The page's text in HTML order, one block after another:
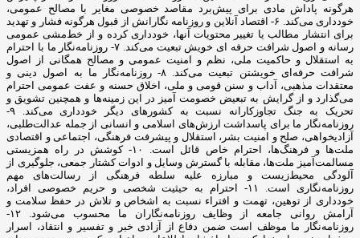
هرگونه پاداش مادی برای پیش‌برد مقاصد خصوصی مغایر با مصالح عمومی،
خودداری می‌کند. ۶- اقتصاد آنلاین و روزنامه نگارانش از قبول هرگونه فشار و تهدید
برای انتشار مطالب یا تغییر محتویات آنها، خودداری کرده و از خط‌مشی عمومی
رسانه و اصول شرافت حرفه ای خویش تبعیت می‌کند. ۷- روزنامه‌نگار ما با احترام
به استقلال و حاکمیت ملی، نظم و امنیت عمومی و مصالح همگانی از اصول
شرافت حرفه‌ای خویشتن تبعیت می‌کند. ۸- روزنامه‌نگار ما به اصول دینی و
معتقدات مذهبی، آداب و سنن قومی و ملی، اخلاق حسنه و عفت عمومی احترام
می‌گذارد و از گرایش به تبعیض خصومت آمیز در این زمینه‌ها و همچنین تشویق و
تحریک به جنگ تجاوزکارانه نسبت به کشورهای دیگر خودداری می‌کند. ۹-
روزنامه‌نگار ما برای پاسداشت ارزش‌های اسلامی و انسانی از جمله عدالت‌طلبی،
آزادیخواهی، صلح و امنیت بشر، استقلال و پیشرفت فرهنگی، اجتماعی و اقتصادی
ملت‌ها و فرهنگ‌ها، احترام خاص قائل است. ۱۰- کوشش در راه همزیستی
مسالمت‌آمیز ملت‌ها، مقابله با گسترش وسایل و ادوات کشتار جمعی، جلوگیری از
آلودگی محیط‌زیست و مبارزه علیه سلطه فرهنگی از رسالت‌های مهم
روزنامه‌نگاری است. ۱۱- احترام به حیثیت شخصی و حریم خصوصی افراد،
خودداری از توهین، تهمت و افتراء نسبت به اشخاص و تلاش در حفظ سلامت و
آرامش روانی جامعه از وظایف روزنامه‌نگاران ما محسوب می‌شود. ۱۲-
روزنامه‌نگار ما موظف است ضمن دفاع از آزادی خبر و تفسیر و انتقاد، اسرار